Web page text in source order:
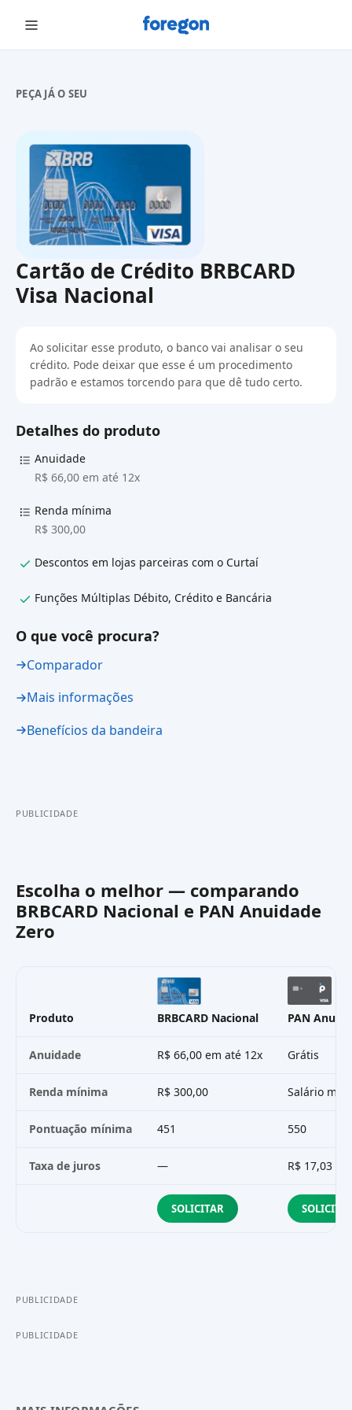
Foregon.com
PEÇA JÁ O SEU
Cartão de Crédito BRBCARD
Visa Nacional
Ao solicitar esse produto, o banco vai analisar o seu
crédito. Pode deixar que esse é um procedimento
padrão e estamos torcendo para que dê tudo certo.
Detalhes do produto
Anuidade
R$ 66,00 em até 12x
Renda mínima
R$ 300,00
Descontos em lojas parceiras com o Curtaí
Funções Múltiplas Débito, Crédito e Bancária
O que você procura?
Comparador
Mais informações
Benefícios da bandeira
PUBLICIDADE
Escolha o melhor — comparando
BRBCARD Nacional e PAN Anuidade
Zero
Produto BRBCARD Nacional PAN
Anuidade R$ 66,00 em até 12x Grátis
Renda mínima R$ 300,00 Salário
Pontuação mínima 451 550
Taxa de juros — R$ 17,03
SOLICITAR
PUBLICIDADE
PUBLICIDADE